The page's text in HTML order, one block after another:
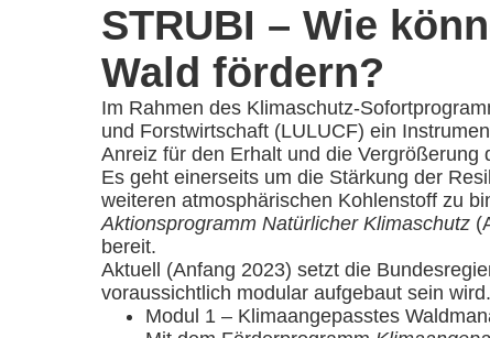
STRUBI – Wie
Wald fördern?
Im Rahmen des Klimaschutz-
und Forstwirtschaft (LULUCF) ein
Anreiz für den Erhalt und die
Es geht einerseits um die Stärkung der
weiteren atmosphärischen Kohlenstoff zu
Aktionsprogramm Natürlicher Klimaschutz
bereit.
Aktuell (Anfang 2023) setzt die
voraussichtlich modular aufgebaut sein wird.
Modul 1 – Klimaangepasstes